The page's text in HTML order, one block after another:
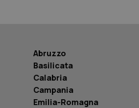
Abruzzo
Basilicata
Calabria
Campania
Emilia-Romagna